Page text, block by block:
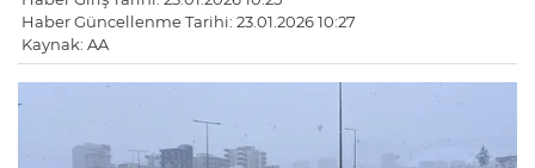
Haber Güncellenme Tarihi: 23.01.2026 10:27
Kaynak: AA